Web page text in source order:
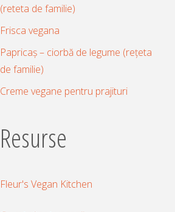
(reteta de familie)
Frisca vegana
Papricaș – ciorbă de legume (rețeta
de familie)
Creme vegane pentru prajituri
Resurse
Fleur's Vegan Kitchen